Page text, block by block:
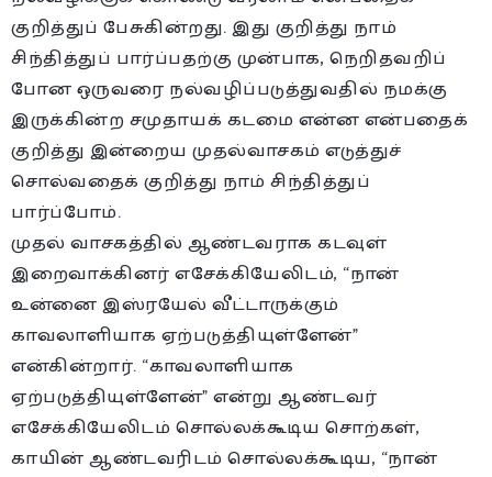
குறித்துப் பேசுகின்றது. இது குறித்து நாம்
சிந்தித்துப் பார்ப்பதற்கு முன்பாக, நெறிதவறிப்
போன ஒருவரை நல்வழிப்படுத்துவதில் நமக்கு
இருக்கின்ற சமுதாயக் கடமை என்ன என்பதைக்
குறித்து இன்றைய முதல்வாசகம் எடுத்துச்
சொல்வதைக் குறித்து நாம் சிந்தித்துப்
பார்ப்போம்.
முதல் வாசகத்தில் ஆண்டவராக கடவுள்
இறைவாக்கினர் எசேக்கியேலிடம், “நான்
உன்னை இஸ்ரயேல் வீட்டாருக்கும்
காவலாளியாக ஏற்படுத்தியுள்ளேன்”
என்கின்றார். “காவலாளியாக
ஏற்படுத்தியுள்ளேன்” என்று ஆண்டவர்
எசேக்கியேலிடம் சொல்லக்கூடிய சொற்கள்,
காயின் ஆண்டவரிடம் சொல்லக்கூடிய, “நான்